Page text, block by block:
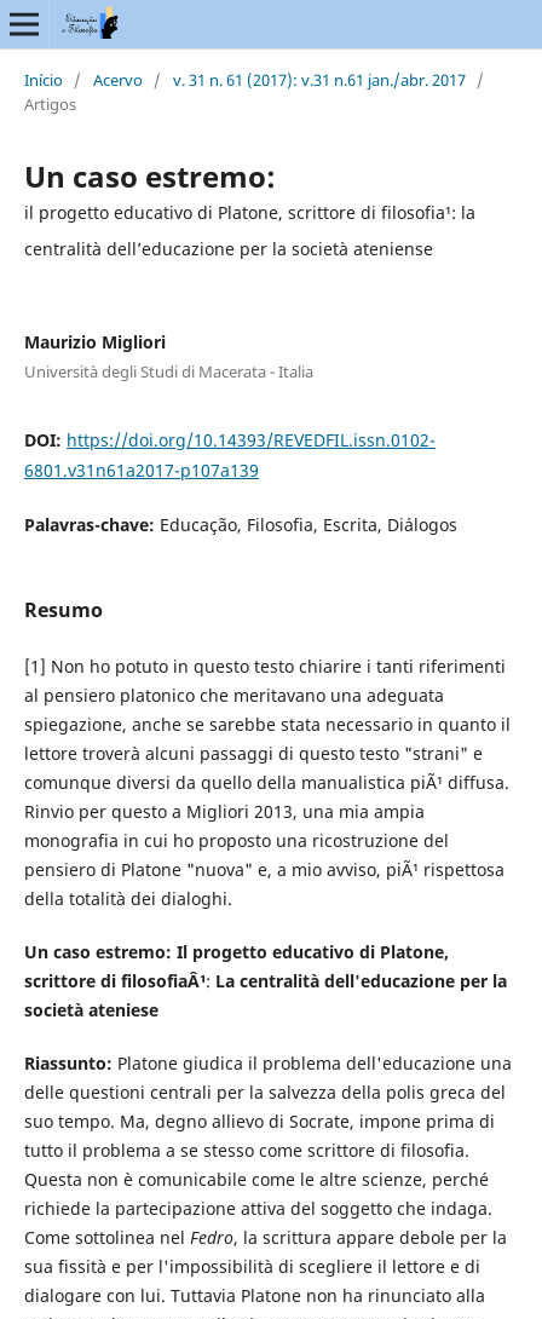
Início / Acervo / v. 31 n. 61 (2017): v.31 n.61 jan./abr. 2017 /
Artigos
Un caso estremo:
il progetto educativo di Platone, scrittore di filosofia¹: la
centralità dell’educazione per la società ateniense
Maurizio Migliori
Università degli Studi di Macerata - Italia
DOI: https://doi.org/10.14393/REVEDFIL.issn.0102-
6801.v31n61a2017-p107a139
Palavras-chave: Educação, Filosofia, Escrita, Diálogos
Resumo
[1] Non ho potuto in questo testo chiarire i tanti riferimenti
al pensiero platonico che meritavano una adeguata
spiegazione, anche se sarebbe stata necessario in quanto il
lettore troverà alcuni passaggi di questo testo "strani" e
comunque diversi da quello della manualistica piÃ¹ diffusa.
Rinvio per questo a Migliori 2013, una mia ampia
monografia in cui ho proposto una ricostruzione del
pensiero di Platone "nuova" e, a mio avviso, piÃ¹ rispettosa
della totalità dei dialoghi.
Un caso estremo: Il progetto educativo di Platone,
scrittore di filosofiaÂ¹: La centralità dell'educazione per la
società ateniese
Riassunto: Platone giudica il problema dell'educazione una
delle questioni centrali per la salvezza della polis greca del
suo tempo. Ma, degno allievo di Socrate, impone prima di
tutto il problema a se stesso come scrittore di filosofia.
Questa non è comunicabile come le altre scienze, perché
richiede la partecipazione attiva del soggetto che indaga.
Come sottolinea nel Fedro, la scrittura appare debole per la
sua fissità e per l'impossibilità di scegliere il lettore e di
dialogare con lui. Tuttavia Platone non ha rinunciato alla